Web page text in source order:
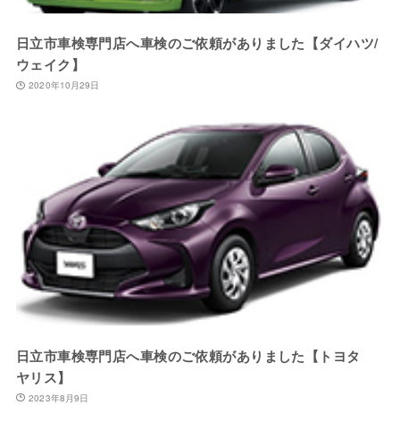
日立市車検専門店へ車検のご依頼がありました【ダイハツ/
ウェイク】
2020年10月29日
日立市車検専門店へ車検のご依頼がありました【トヨタ
ヤリス】
2023年8月9日